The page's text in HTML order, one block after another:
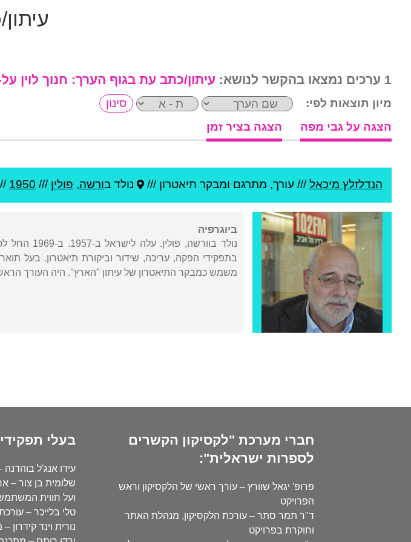
1 ערכים נמצאו בהקשר לנושא: עיתון/כתב עת בגוף הערך: חנוך לוין
מיון תוצאות לפי:
הצגה על גבי מפה
הצגה בציר זמן
הנדלזלץ מיכאל/// עורך, מתרגם ומבקר תיאטרון /// נולד בורשה, פולין ///
1950
ביוגרפיה
נולד
משמש כמבקר התיאטרון של עיתון "הארץ". היה העורך
חברי מערכת "לקסיקון הקשרים
לספרות ישראלית":
פרופ' יגאל שוורץ – עורך ראשי של הלקסיקון וראש
הפרויקט
ד"ר תמר סתר – עורכת הלקסיקון, מנהלת האתר
וחוקרת בפרויקט
בעלי
עידו אנג'ל
שלומית בן צור –
ועל חווית
טלי בלייכר –
נורית וינד קידרון